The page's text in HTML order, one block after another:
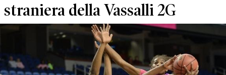
straniera della Vassalli 2G